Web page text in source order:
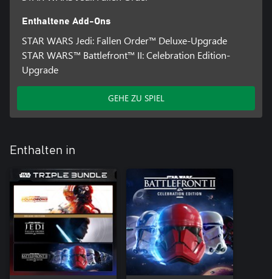
Enthaltene Add-Ons
STAR WARS Jedi: Fallen Order™ Deluxe-Upgrade
STAR WARS™ Battlefront™ II: Celebration Edition-
Upgrade
GEHE ZU SPIEL
Enthalten in